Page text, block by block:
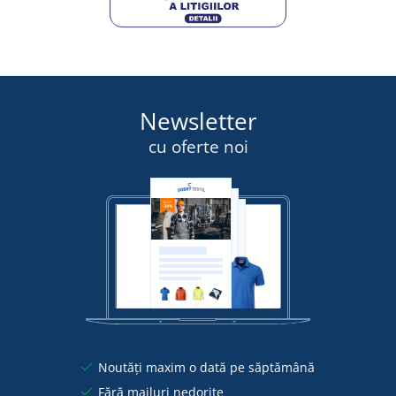
Newsletter
cu oferte noi
Noutăți maxim o dată pe săptămână
Fără mailuri nedorite